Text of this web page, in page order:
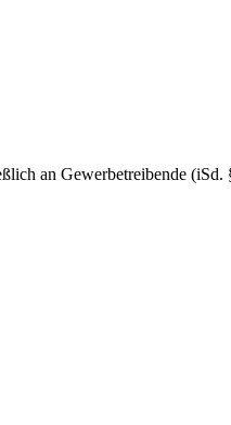
an Gewerbetreibende (iSd.